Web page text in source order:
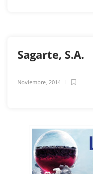
Sagarte, S.A.
Noviembre, 2014